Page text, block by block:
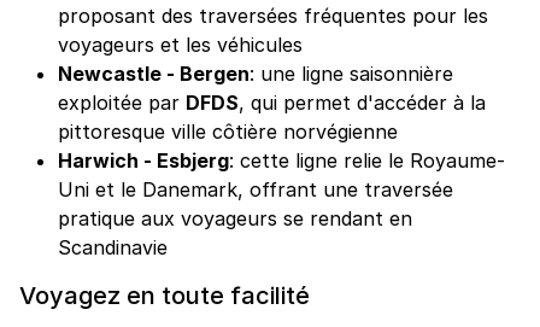
proposant des traversées fréquentes pour les
voyageurs et les véhicules
Newcastle - Bergen: une ligne saisonnière
exploitée par DFDS, qui permet d'accéder à la
pittoresque ville côtière norvégienne
Harwich - Esbjerg: cette ligne relie le Royaume-
Uni et le Danemark, offrant une traversée
pratique aux voyageurs se rendant en
Scandinavie
Voyagez en toute facilité